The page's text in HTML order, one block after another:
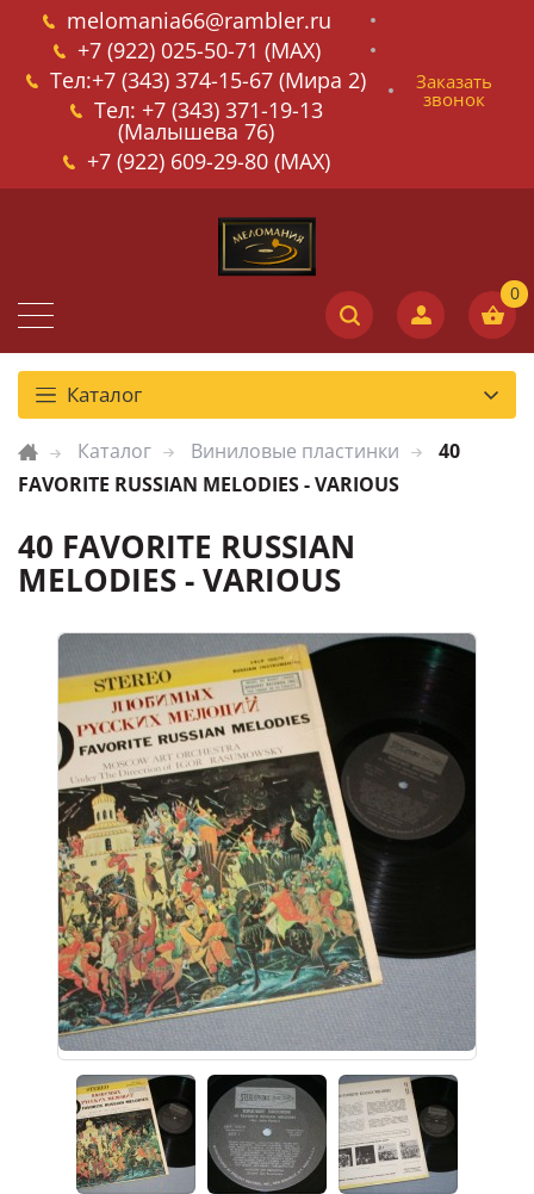
melomania66@rambler.ru
+7 (922) 025-50-71 (MAX)
Тел:+7 (343) 374-15-67 (Мира 2)
Тел: +7 (343) 371-19-13
(Малышева 76)
+7 (922) 609-29-80 (MAX)
Заказать
звонок
Каталог
Каталог Виниловые пластинки
40
FAVORITE RUSSIAN MELODIES - VARIOUS
40 FAVORITE RUSSIAN
MELODIES - VARIOUS